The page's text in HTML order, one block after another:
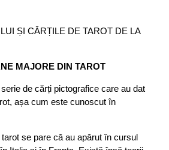
ȘI CĂRȚILE DE TAROT DE LA
MAJORE DIN TAROT
de cărți pictografice care au dat
așa cum este cunoscut în
se pare că au apărut în cursul